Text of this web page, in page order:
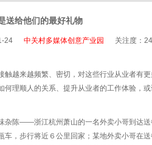
送给他们的最好礼物
24 中关村多媒体创意产业园 关注度：
越来越频繁、密切，对这些行业从业者有更
理顺人的关系、提升从业者的工作体验，
杂陈——浙江杭州萧山的一名外卖小哥到达
，步行将近６公里回家；某地外卖小哥在